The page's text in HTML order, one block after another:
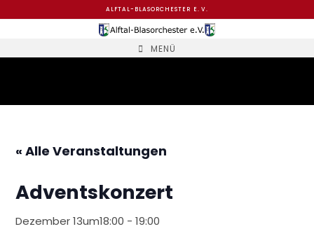
ALFTAL-BLASORCHESTER E. V.
MENÜ
« Alle Veranstaltungen
Adventskonzert
Dezember 13um18:00 -19:00